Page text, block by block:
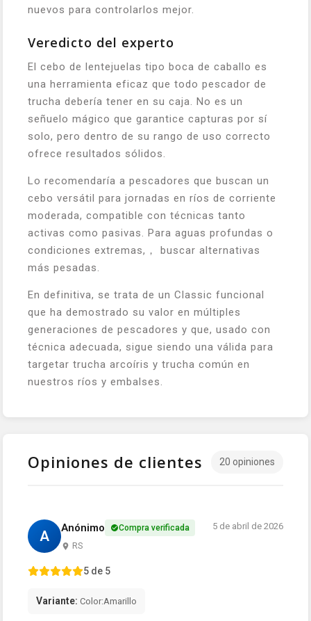
nuevos para controlarlos mejor.
Veredicto del experto
El cebo de lentejuelas tipo boca de caballo es
una herramienta eficaz que todo pescador de
trucha debería tener en su caja. No es un
señuelo mágico que garantice capturas por sí
solo, pero dentro de su rango de uso correcto
ofrece resultados sólidos.
Lo recomendaría a pescadores que buscan un
cebo versátil para jornadas en ríos de corriente
moderada, compatible con técnicas tanto
activas como pasivas. Para aguas profundas o
condiciones extremas,， buscar alternativas
más pesadas.
En definitiva, se trata de un Classic funcional
que ha demostrado su valor en múltiples
generaciones de pescadores y que, usado con
técnica adecuada, sigue siendo una válida para
targetar trucha arcoíris y trucha común en
nuestros ríos y embalses.
Opiniones de clientes 20 opiniones
A Anónimo Compra verificada
RS
5 de abril de 2026
5 de 5
Variante: Color:Amarillo